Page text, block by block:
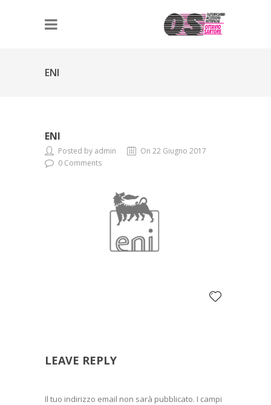
ENI
ENI
Posted by admin
On 22 Giugno 2017
0 Comments
LEAVE REPLY
Il tuo indirizzo email non sarà pubblicato. I campi